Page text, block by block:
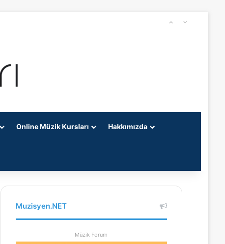
Online Müzik Kursları Hakkımızda
Muzisyen.NET
Müzik Forum